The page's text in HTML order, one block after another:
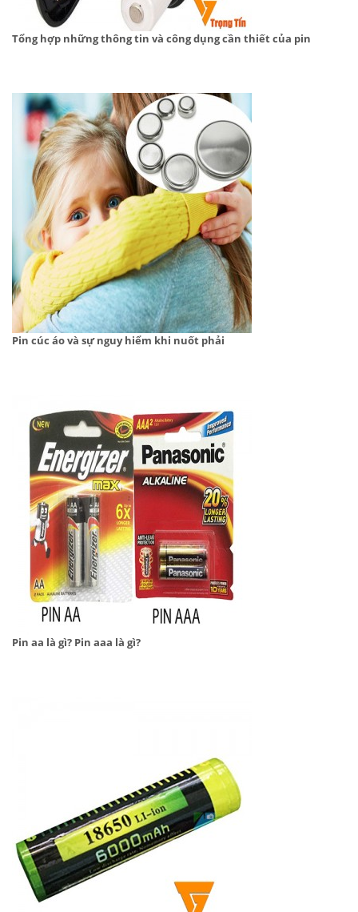
Tổng hợp những thông tin và công dụng cần thiết của pin
Pin cúc áo và sự nguy hiểm khi nuốt phải
Pin aa là gì? Pin aaa là gì?